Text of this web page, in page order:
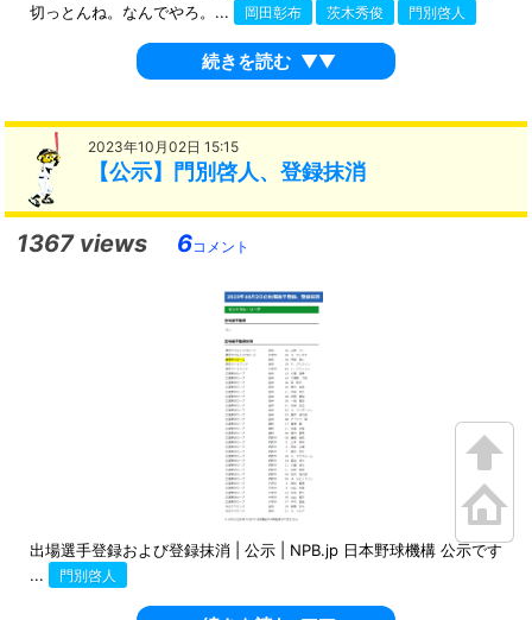
切っとんね。なんでやろ。...
岡田彰布 茨木秀俊 門別啓人
続きを読む ▼▼
2023年10月02日 15:15
【公示】門別啓人、登録抹消
1367 views 6コメント
出場選手登録および登録抹消 | 公示 | NPB.jp 日本野球機構 公示です
...
門別啓人